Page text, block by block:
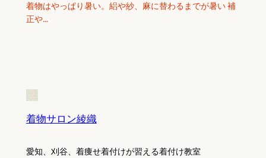
着物はやっぱり暑い。絽や紗、麻に替わるまでが暑い 補
正や…
着物サロン綾織
愛知、刈谷、着痩せ着付けが習える着付け教室